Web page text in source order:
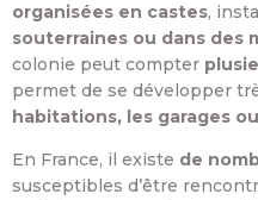
organisées en castes,
souterraines ou dans des
colonie peut compter
permet de se développer
habitations, les garages
En France, il existe de
susceptibles d’être